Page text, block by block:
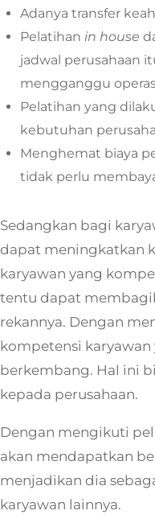
Adanya transfer
Pelatihan in house
jadwal perusahaan
mengganggu
Pelatihan yang
kebutuhan
Menghemat biaya
tidak perlu
Sedangkan bagi
dapat meningkatkan
karyawan yang
tentu dapat
rekannya. Dengan
kompetensi
berkembang. Hal ini
kepada perusahaan.
Dengan mengikuti
akan mendapatkan
menjadikan dia
karyawan lainnya.